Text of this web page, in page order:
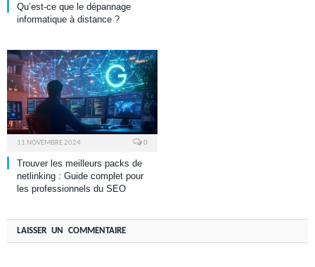
Qu’est-ce que le dépannage
informatique à distance ?
11 NOVEMBRE 2024 0
Trouver les meilleurs packs de
netlinking : Guide complet pour
les professionnels du SEO
LAISSER UN COMMENTAIRE